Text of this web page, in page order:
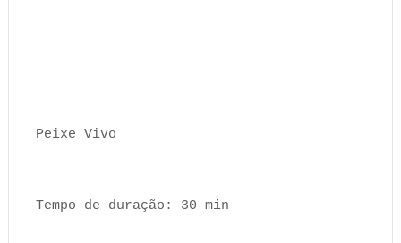
Peixe Vivo
Tempo de duração: 30 min